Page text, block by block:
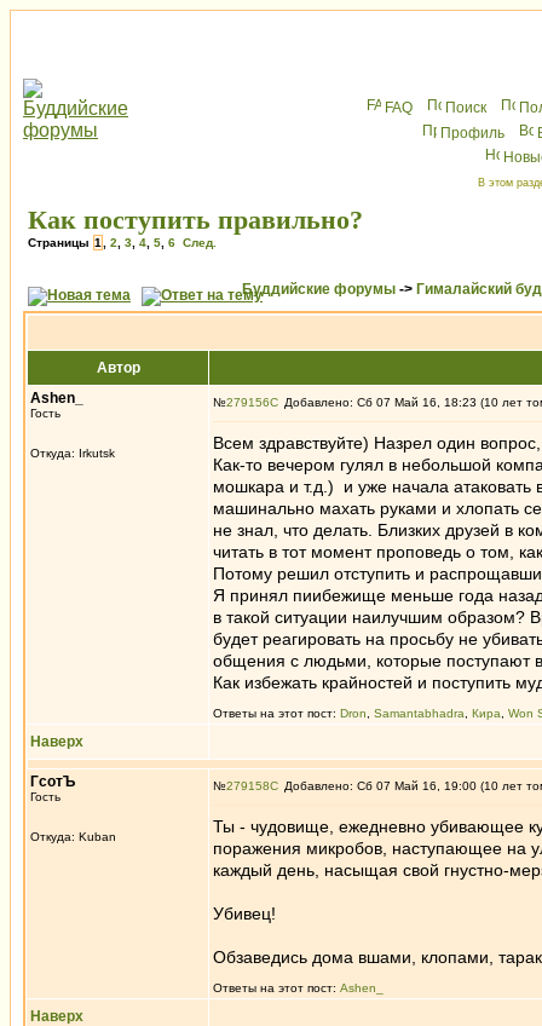
FAQ Поиск
Профиль
В этом
Как поступить правильно?
Страницы 1 2 3 4 5 6 След.
Буддийские форумы -> Гималайский
Автор
Ashen_
Гость
Откуда: Irkutsk
№279156 Добавлено: Сб 07 Май 16, 18:23 (10 лет
Всем здравствуйте) Назрел один
Как-то вечером гулял в небольшой
мошкара и т.д.) и уже начала атаковать
машинально махать руками и хлопать
не знал, что делать. Близких друзей в
читать в тот момент проповедь о том,
Потому решил отступить и
Я принял пиибежище меньше года
в такой ситуации наилучшим образом?
будет реагировать на просьбу не
общения с людьми, которые поступают
Как избежать крайностей и поступить
Ответы на этот пост: Dron Samantabhadra Кира Won
Наверх
ГсотЪ
Гость
Откуда: Kuban
№279158 Добавлено: Сб 07 Май 16, 19:00 (10 лет
Ты - чудовище, ежедневно убивающее
поражения микробов, наступающее на
каждый день, насыщая свой гнустно-
Убивец!
Обзаведись дома вшами, клопами,
Ответы на этот пост: Ashen_
Наверх